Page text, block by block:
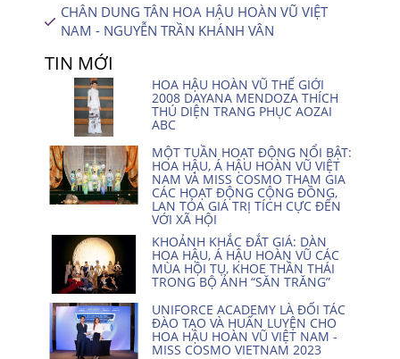
CHÂN DUNG TÂN HOA HẬU HOÀN VŨ VIỆT
NAM - NGUYỄN TRẦN KHÁNH VÂN
TIN MỚI
HOA HẬU HOÀN VŨ THẾ GIỚI
2008 DAYANA MENDOZA THÍCH
THÚ DIỆN TRANG PHỤC AOZAI
ABC
MỘT TUẦN HOẠT ĐỘNG NỔI BẬT:
HOA HẬU, Á HẬU HOÀN VŨ VIỆT
NAM VÀ MISS COSMO THAM GIA
CÁC HOẠT ĐỘNG CỘNG ĐỒNG,
LAN TỎA GIÁ TRỊ TÍCH CỰC ĐẾN
VỚI XÃ HỘI
KHOẢNH KHẮC ĐẮT GIÁ: DÀN
HOA HẬU, Á HẬU HOÀN VŨ CÁC
MÙA HỘI TỤ, KHOE THẦN THÁI
TRONG BỘ ẢNH “SĂN TRĂNG”
UNIFORCE ACADEMY LÀ ĐỐI TÁC
ĐÀO TẠO VÀ HUẤN LUYỆN CHO
HOA HẬU HOÀN VŨ VIỆT NAM -
MISS COSMO VIETNAM 2023